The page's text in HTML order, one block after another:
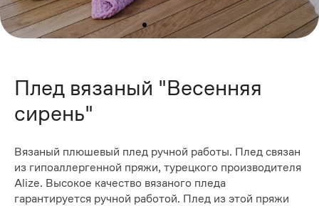
Плед вязаный "Весенняя
сирень"
Вязаный плюшевый плед ручной работы. Плед связан
из гипоаллергенной пряжи, турецкого производителя
Alize. Высокое качество вязаного пледа
гарантируется ручной работой. Плед из этой пряжи